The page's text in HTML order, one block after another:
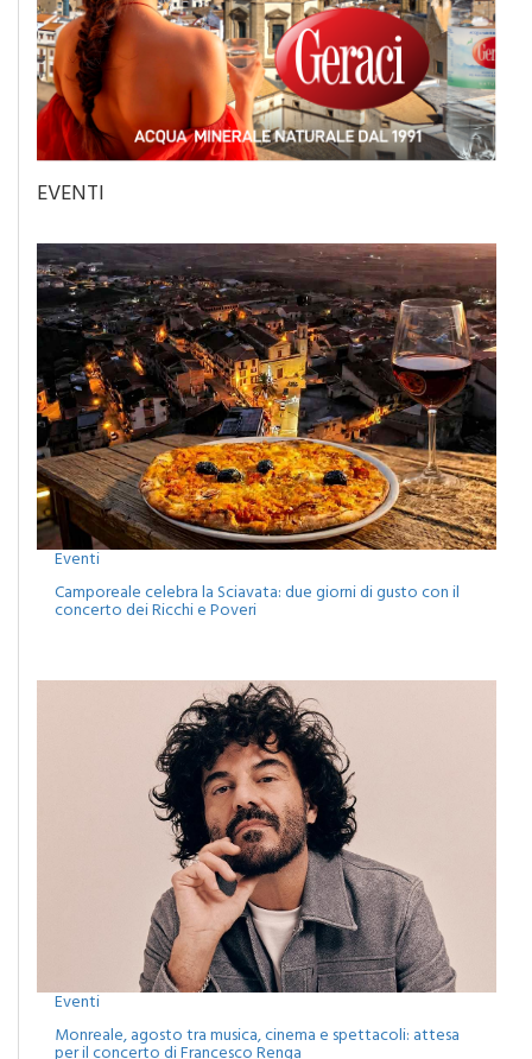
EVENTI
Eventi
Camporeale celebra la Sciavata: due giorni di gusto con il
concerto dei Ricchi e Poveri
Monreale, agosto tra musica, cinema e spettacoli: attesa
per il concerto di Francesco Renga